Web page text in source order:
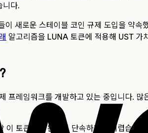
니다.
새로운 스테이블 코인 규제 도입을 약속
알고리즘을 LUNA 토큰에 적용해 UST 가
레임워크를 개발하고 있는 중입니다.
이 토큰들을 완벽히 단속하기는 어렵습니